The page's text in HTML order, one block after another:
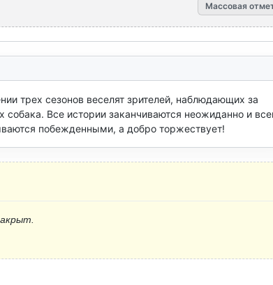
Массовая
трех сезонов веселят зрителей, наблюдающих за
Все истории заканчиваются неожиданно и
побежденными, а добро торжествует!